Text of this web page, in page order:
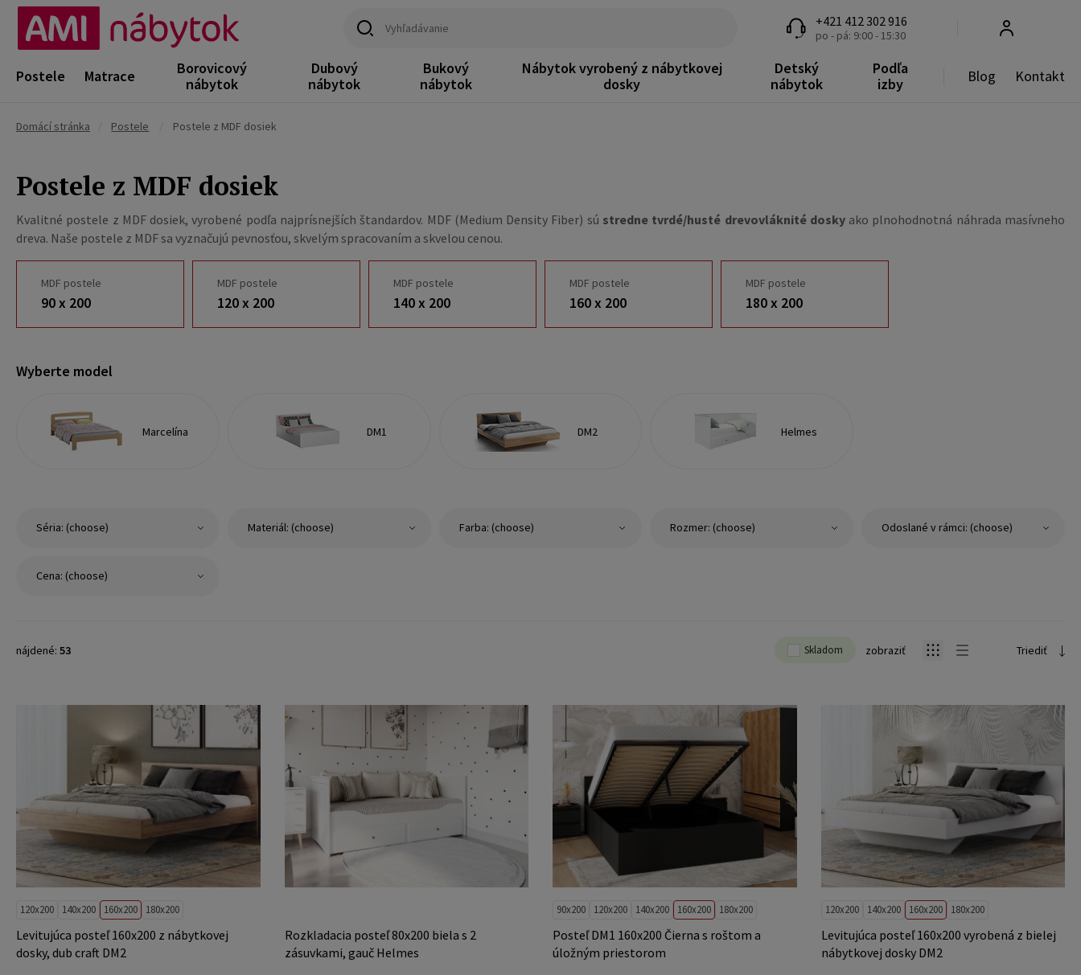
+421 412 302 916
po - pá: 9:00 - 15:30
Postele Matrace
Borovicový
nábytok
Dubový
nábytok
Bukový
nábytok
Nábytok vyrobený z nábytkovej
dosky
Detský
nábytok
Podľa
izby
Blog Kontakt
Domácí stránka Postele Postele z MDF dosiek
Postele z MDF dosiek
Kvalitné postele z MDF dosiek, vyrobené podľa najprísnejších štandardov. MDF (Medium Density Fiber) sú stredne tvrdé/husté drevovláknité dosky ako plnohodnotná náhrada masívneho
dreva. Naše postele z MDF sa vyznačujú pevnosťou, skvelým spracovaním a skvelou cenou.
MDF postele
90 x 200
MDF postele
120 x 200
MDF postele
140 x 200
MDF postele
160 x 200
MDF postele
180 x 200
Wyberte model
Marcelína DM1 DM2 Helmes
Séria: (choose) Materiál: (choose) Farba: (choose) Rozmer: (choose) Odoslané v rámci: (choose)
Cena: (choose)
nájdené: 53 Skladom zobraziť Triediť
120x200 140x200 160x200 180x200
Levitujúca posteľ 160x200 z nábytkovej
dosky, dub craft DM2
Rozkladacia posteľ 80x200 biela s 2
zásuvkami, gauč Helmes
90x200 120x200 140x200 160x200 180x200
Posteľ DM1 160x200 Čierna s roštom a
úložným priestorom
120x200 140x200 160x200 180x200
Levitujúca posteľ 160x200 vyrobená z bielej
nábytkovej dosky DM2